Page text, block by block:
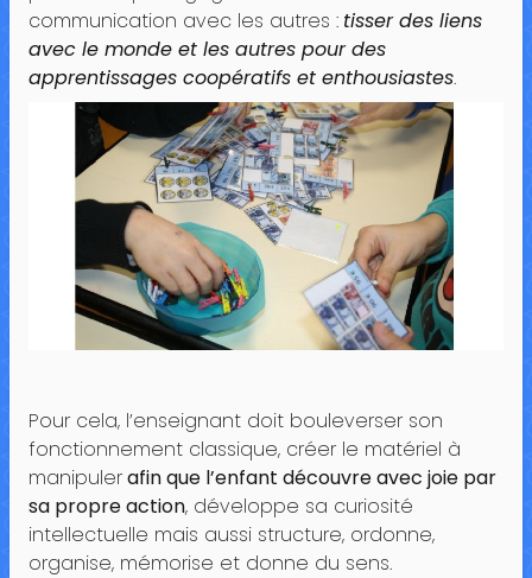
communication avec les autres : tisser des liens
avec le monde et les autres pour des
apprentissages coopératifs et enthousiastes.
Pour cela, l’enseignant doit bouleverser son
fonctionnement classique, créer le matériel à
manipulerafin que l’enfant découvre avec joie par
sa propre action, développe sa curiosité
intellectuelle mais aussi structure, ordonne,
organise, mémorise et donne du sens.